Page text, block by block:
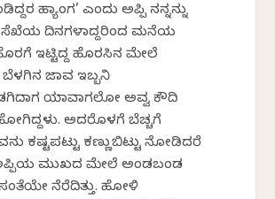
ಹ್ಯಾಂಗ’ ಎಂದು ಅಪ್ಪಿ ನನ್ನನ್ನು
ಸೆಖೆಯ ದಿನಗಳಾದ್ದರಿಂದ ಮನೆಯ
ಇಟ್ಟಿದ್ದ ಹೊರಸಿನ ಮೇಲೆ
ಜಾವ ಇಬ್ಬನಿ
ಯಾವಾಗಲೋ ಅವ್ವ ಕೌದಿ
ಅದರೊಳಗೆ ಬೆಚ್ಚಗೆ
ಕಷ್ಟಪಟ್ಟು ಕಣ್ಣುಬಿಟ್ಟು ನೋಡಿದರೆ
ಮುಖದ ಮೇಲೆ ಅಂಡಬಂಡ
ನೆರೆದಿತ್ತು. ಹೋಳಿ